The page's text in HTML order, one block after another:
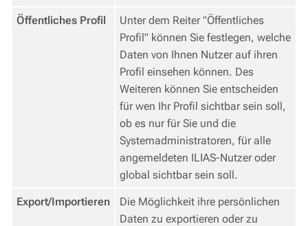
Öffentliches Profil
Unter dem Reiter "Öffentliches
Profil" können Sie festlegen, welche
Daten von Ihnen Nutzer auf ihren
Profil einsehen können. Des
Weiteren können Sie entscheiden
für wen Ihr Profil sichtbar sein soll,
ob es nur für Sie und die
Systemadministratoren, für alle
angemeldeten ILIAS-Nutzer oder
global sichtbar sein soll.
Export/Importieren
Die Möglichkeit ihre persönlichen
Daten zu exportieren oder zu